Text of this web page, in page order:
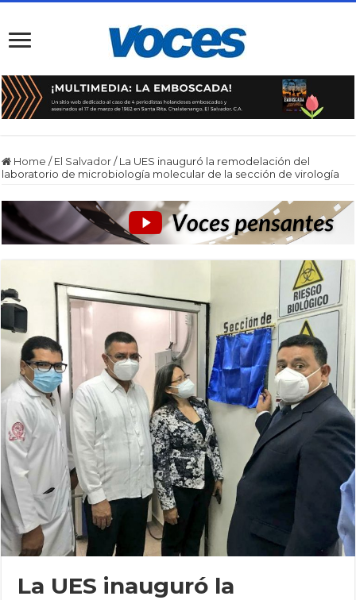
Home / El Salvador / La UES inauguró la remodelación del
laboratorio de microbiología molecular de la sección de virología
La UES inauguró la